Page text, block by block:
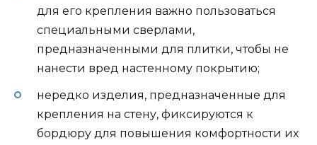
для его крепления важно пользоваться
специальными сверлами,
предназначенными для плитки, чтобы не
нанести вред настенному покрытию;
нередко изделия, предназначенные для
крепления на стену, фиксируются к
бордюру для повышения комфортности их